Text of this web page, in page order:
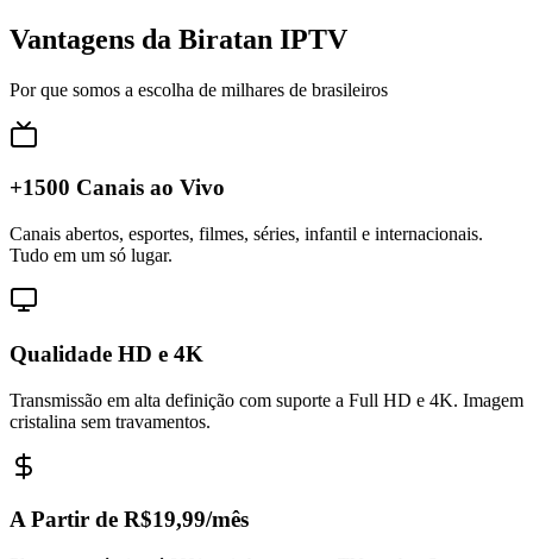
Vantagens da Biratan IPTV
Por que somos a escolha de milhares de brasileiros
+1500 Canais ao Vivo
Canais abertos, esportes, filmes, séries, infantil e internacionais.
Tudo em um só lugar.
Qualidade HD e 4K
Transmissão em alta definição com suporte a Full HD e 4K. Imagem
cristalina sem travamentos.
A Partir de R$19,99/mês